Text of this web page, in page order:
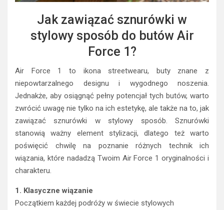
Jak zawiązać sznurówki w
stylowy sposób do butów Air
Force 1?
Air Force 1 to ikona streetwearu, buty znane z
niepowtarzalnego designu i wygodnego noszenia.
Jednakże, aby osiągnąć pełny potencjał tych butów, warto
zwrócić uwagę nie tylko na ich estetykę, ale także na to, jak
zawiązać sznurówki w stylowy sposób. Sznurówki
stanowią ważny element stylizacji, dlatego też warto
poświęcić chwilę na poznanie różnych technik ich
wiązania, które nadadzą Twoim Air Force 1 oryginalności i
charakteru.
1. Klasyczne wiązanie
Początkiem każdej podróży w świecie stylowych